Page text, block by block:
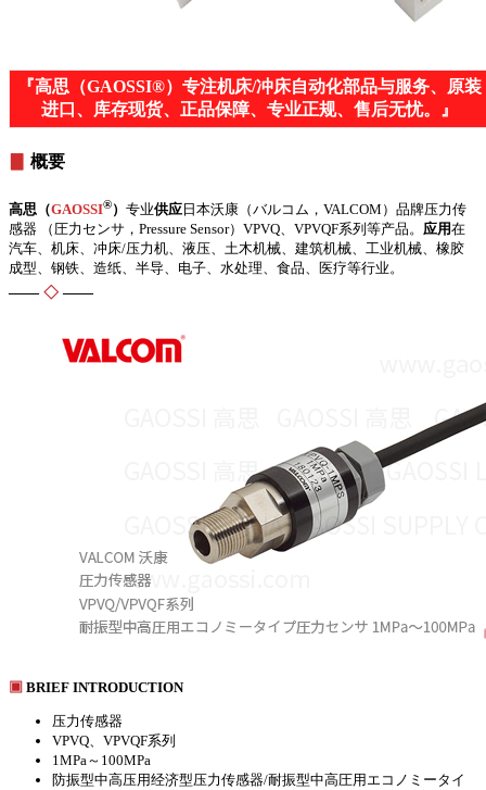
『高思（GAOSSI®）专注机床/冲床自动化部品与服务、原装
进口、库存现货、正品保障、专业正规、售后无忧。』
概要
高思（GAOSSI®） 专业供应 日本沃康（バルコム，VALCOM）品牌压力传
感器 （圧力センサ，Pressure Sensor）VPVQ、VPVQF系列等产品。 应用在
汽车、机床、冲床/压力机、液压、土木机械、建筑机械、工业机械、橡胶
成型、钢铁、造纸、半导、电子、水处理、食品、医疗等行业。
—— ◇ ——
▣ BRIEF INTRODUCTION
压力传感器
VPVQ、VPVQF系列
1MPa～100MPa
防振型中高压用经济型压力传感器/耐振型中高圧用エコノミータイ